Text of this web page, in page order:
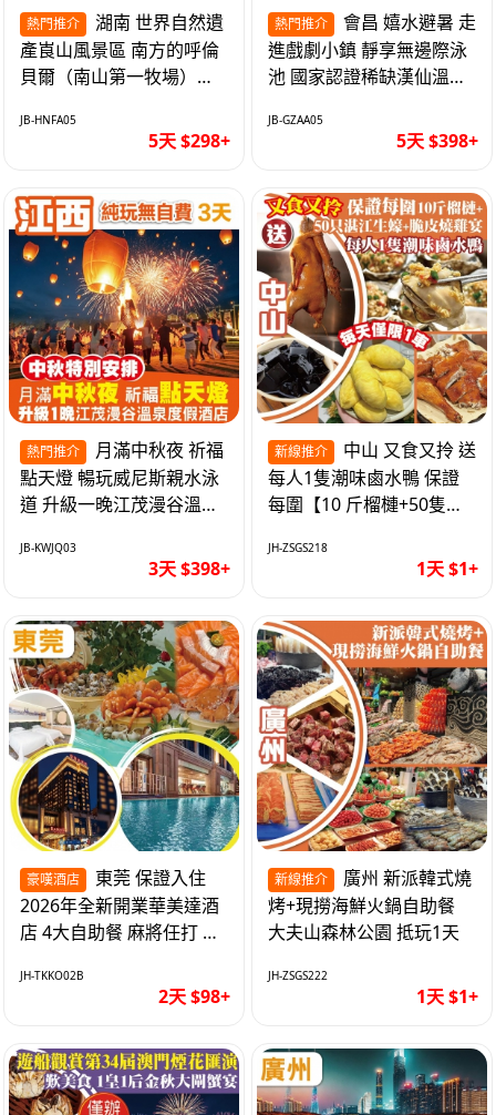
熱門推介
產崀山風景區 南方的呼倫
貝爾（南山第一牧場）夜
巴士5天
JB-HNFA05
5天 $298+
熱門推介
進戲劇小鎮 靜享無邊際泳
池 國家認證稀缺漢仙溫泉
天
JB-GZAA05
5天 $398+
熱門推介
點天燈 暢玩威尼斯親水泳
道 升級一晚江茂漫谷溫泉
純玩3天
JB-KWJQ03
3天 $398+
新線推介
每人1隻潮味鹵水鴨 保證
每圍【10 斤榴槤+50隻湛
1天
JH-ZSGS218
1天 $1+
豪嘆酒店
2026年全新開業華美達酒
店 4大自助餐 麻將任打 抵
JH-TKKO02B
2天 $98+
新線推介
烤+現撈海鮮火鍋自助餐
大夫山森林公園 抵玩1天
JH-ZSGS222
1天 $1+